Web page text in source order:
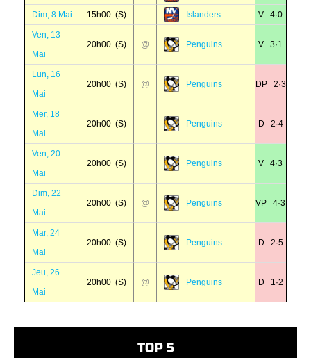
Dim, 8 Mai 15h00 (S) Islanders V 4·0
Ven, 13
Mai
20h00 (S) @ Penguins V 3·1
Lun, 16
Mai
20h00 (S) @ Penguins DP 2·3
Mer, 18
Mai
20h00 (S) Penguins D 2·4
Ven, 20
Mai
20h00 (S) Penguins V 4·3
Dim, 22
Mai
20h00 (S) @ Penguins VP 4·3
Mar, 24
Mai
20h00 (S) Penguins D 2·5
Jeu, 26
Mai
20h00 (S) @ Penguins D 1·2
TOP 5